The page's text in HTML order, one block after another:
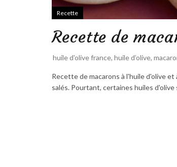
Recette
Recette de
huile d'olive france, huile d’olive,
Recette de macarons à l'huile d'olive
salés. Pourtant, certaines huiles